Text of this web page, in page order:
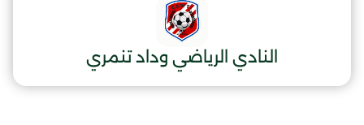
النادي الرياضي وداد تنمري